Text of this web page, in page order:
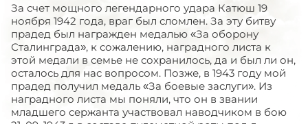
За счет мощного легендарного удара Катюш 19
ноября 1942 года, враг был сломлен. За эту битву
прадед был награжден медалью «За оборону
Сталинграда», к сожалению, наградного листа к
этой медали в семье не сохранилось, да и был ли он,
осталось для нас вопросом. Позже, в 1943 году мой
прадед получил медаль «За боевые заслуги». Из
наградного листа мы поняли, что он в звании
младшего сержанта участвовал наводчиком в бою